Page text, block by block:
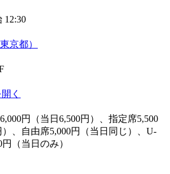
12:30
京都）
く
円（当日6,500円）、指定席5,500
）、自由席5,000円（当日同じ）、U-
（当日のみ）